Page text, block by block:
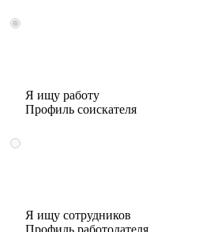
Я ищу работу
Профиль соискателя
Я ищу сотрудников
Профиль работодателя